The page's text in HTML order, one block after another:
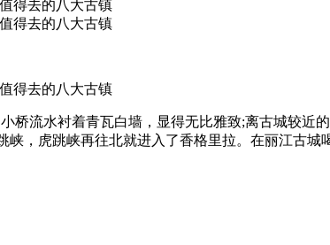
流水衬着青瓦白墙，显得无比雅致;离古城较近
，虎跳峡再往北就进入了香格里拉。在丽江古城